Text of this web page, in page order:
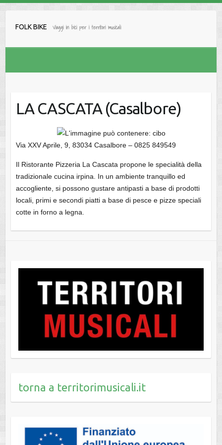
FOLK BIKE Viaggi in bici per i territori musicali
LA CASCATA (Casalbore)
Via XXV Aprile, 9, 83034 Casalbore – 0825 849549
Il Ristorante Pizzeria La Cascata propone le specialità della
tradizionale cucina irpina. In un ambiente tranquillo ed
accogliente, si possono gustare antipasti a base di prodotti
locali, primi e secondi piatti a base di pesce e pizze speciali
cotte in forno a legna.
torna a territorimusicali.it